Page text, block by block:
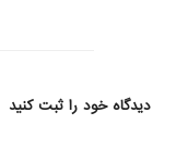
دیدگاه خود را ثبت کنید